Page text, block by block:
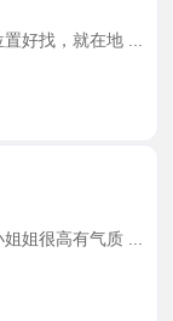
好找，就在地 ...
姐很高有气质 ...